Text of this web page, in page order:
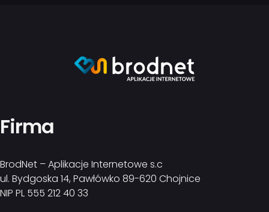
Firma
BrodNet – Aplikacje Internetowe s.c
ul. Bydgoska 14, Pawłówko 89-620 Chojnice
NIP PL 555 212 40 33